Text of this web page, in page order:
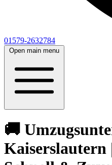
01579-2632784
Open main menu
🚚
Kaiserslautern